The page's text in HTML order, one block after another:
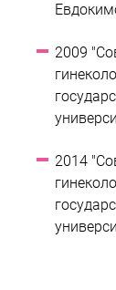
2009
2014